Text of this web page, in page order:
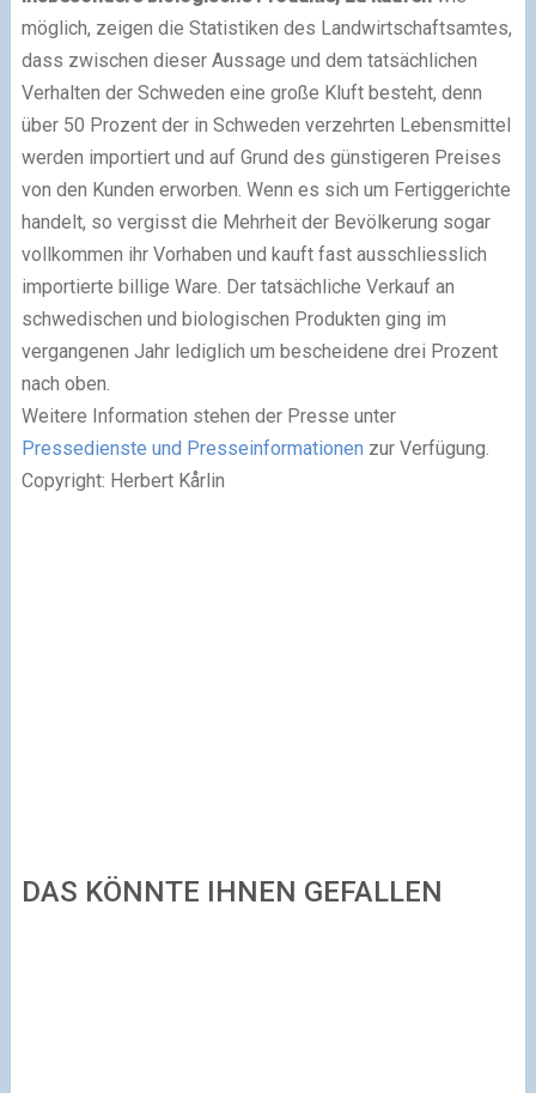
möglich, zeigen die Statistiken des Landwirtschaftsamtes,
dass zwischen dieser Aussage und dem tatsächlichen
Verhalten der Schweden eine große Kluft besteht, denn
über 50 Prozent der in Schweden verzehrten Lebensmittel
werden importiert und auf Grund des günstigeren Preises
von den Kunden erworben. Wenn es sich um Fertiggerichte
handelt, so vergisst die Mehrheit der Bevölkerung sogar
vollkommen ihr Vorhaben und kauft fast ausschliesslich
importierte billige Ware. Der tatsächliche Verkauf an
schwedischen und biologischen Produkten ging im
vergangenen Jahr lediglich um bescheidene drei Prozent
nach oben.
Weitere Information stehen der Presse unter
Pressedienste und Presseinformationen zur Verfügung.
Copyright: Herbert Kårlin
DAS KÖNNTE IHNEN GEFALLEN